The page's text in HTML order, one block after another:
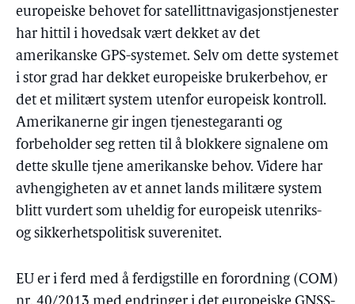
europeiske behovet for satellittnavigasjonstjenester
har hittil i hovedsak vært dekket av det
amerikanske GPS-systemet. Selv om dette systemet
i stor grad har dekket europeiske brukerbehov, er
det et militært system utenfor europeisk kontroll.
Amerikanerne gir ingen tjenestegaranti og
forbeholder seg retten til å blokkere signalene om
dette skulle tjene amerikanske behov. Videre har
avhengigheten av et annet lands militære system
blitt vurdert som uheldig for europeisk utenriks-
og sikkerhetspolitisk suverenitet.
EU er i ferd med å ferdigstille en forordning (COM)